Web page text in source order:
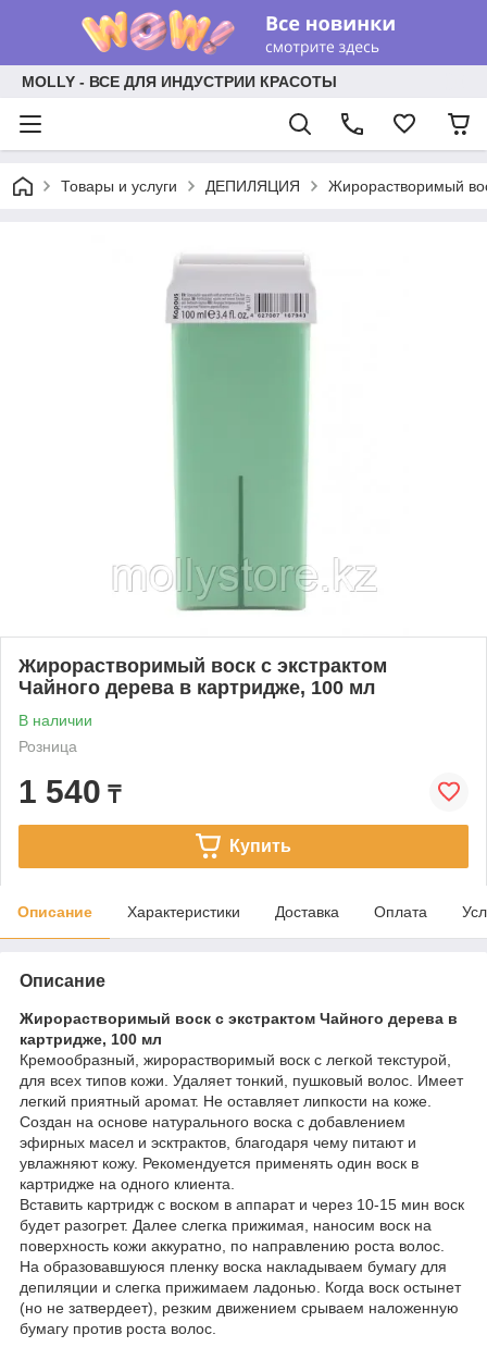
MOLLY - ВСЕ ДЛЯ ИНДУСТРИИ КРАСОТЫ
Товары и услуги ДЕПИЛЯЦИЯ Жирорастворимый
Жирорастворимый воск с экстрактом
Чайного дерева в картридже, 100 мл
В наличии
Розница
1 540 ₸
Купить
Описание Характеристики Доставка Оплата
Описание
Жирорастворимый воск с экстрактом Чайного дерева в
картридже, 100 мл
Кремообразный, жирорастворимый воск с легкой текстурой,
для всех типов кожи. Удаляет тонкий, пушковый волос. Имеет
легкий приятный аромат. Не оставляет липкости на коже.
Создан на основе натурального воска с добавлением
эфирных масел и эсктрактов, благодаря чему питают и
увлажняют кожу. Рекомендуется применять один воск в
картридже на одного клиента.
Вставить картридж с воском в аппарат и через 10-15 мин воск
будет разогрет. Далее слегка прижимая, наносим воск на
поверхность кожи аккуратно, по направлению роста волос.
На образовавшуюся пленку воска накладываем бумагу для
депиляции и слегка прижимаем ладонью. Когда воск остынет
(но не затвердеет), резким движением срываем наложенную
бумагу против роста волос.